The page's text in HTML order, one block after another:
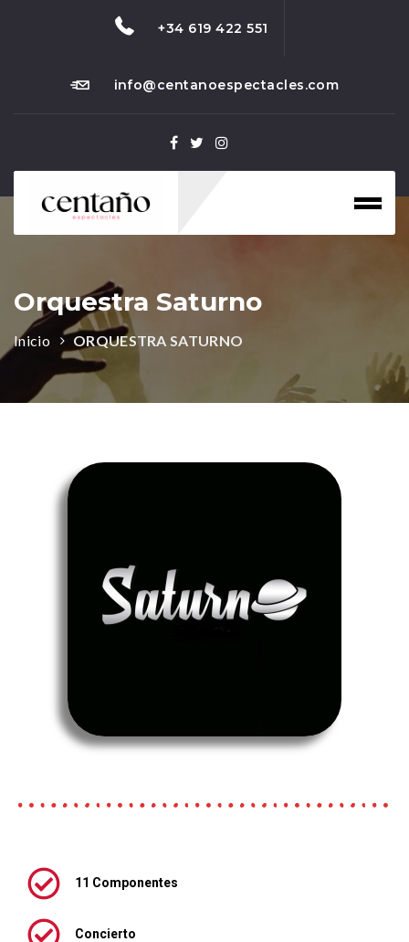
+34 619 422 551
info@centanoespectacles.com
Orquestra Saturno
Inicio ORQUESTRA SATURNO
11 Componentes
Concierto